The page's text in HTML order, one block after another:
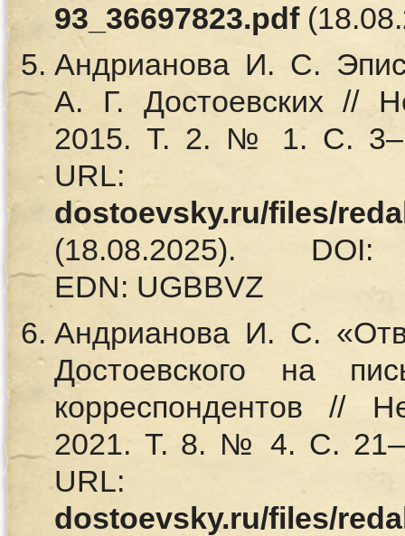
93_36697823.pdf
Андрианова И. С.
А. Г. Достоевских //
2015. Т. 2. № 1. С.
dostoevsky.ru/files/
(18.08.2025). DOI:
EDN: UGBBVZ
Андрианова И. С.
Достоевского на
корреспондентов //
2021. Т. 8. № 4. С.
dostoevsky.ru/files/